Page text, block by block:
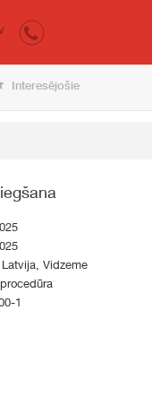
Interesējošie
Vidzeme
1